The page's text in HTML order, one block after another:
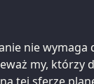
nie wymaga
my, którzy